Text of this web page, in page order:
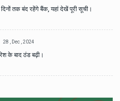
तक बंद रहेंगे बैंक, यहां देखें पूरी सूची।
28 , Dec , 2024
के बाद ठंड बढ़ी।